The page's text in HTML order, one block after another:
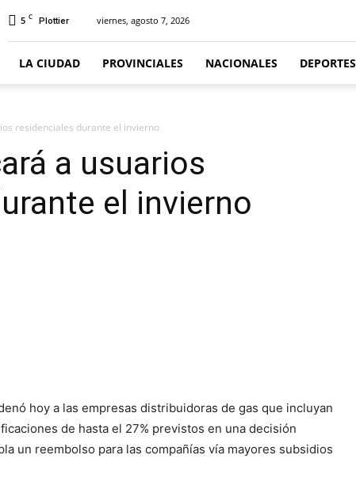
5 C Plottier viernes, agosto 7, 2026
LA CIUDAD PROVINCIALES NACIONALES DEPORTES
residenciales durante el invierno
a usuarios
el invierno
hoy a las empresas distribuidoras de gas que incluyan
de hasta el 27% previstos en una decisión
un reembolso para las compañías vía mayores subsidios